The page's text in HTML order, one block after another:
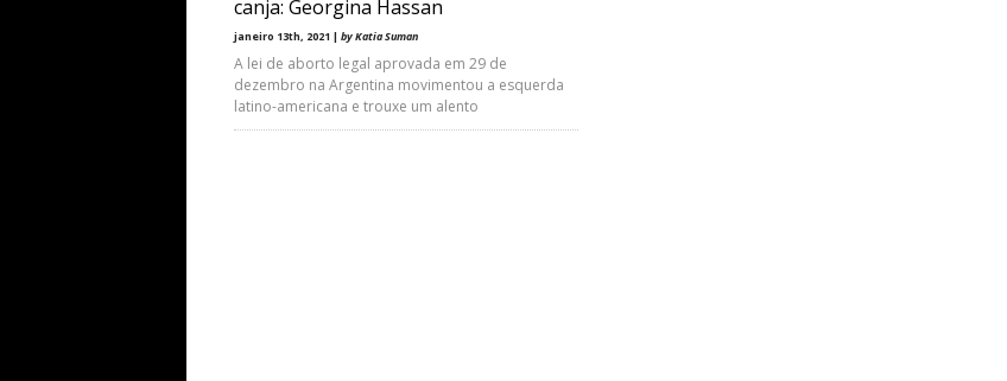
canja: Georgina Hassan
janeiro 13th, 2021 | by Katia Suman
A lei de aborto legal aprovada em 29 de
dezembro na Argentina movimentou a esquerda
latino-americana e trouxe um alento